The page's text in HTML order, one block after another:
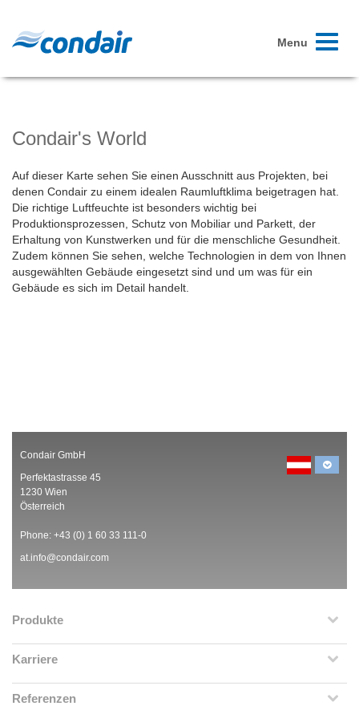
Toggle
Menu
Condair's World
Auf dieser Karte sehen Sie einen Ausschnitt aus Projekten, bei
denen Condair zu einem idealen Raumluftklima beigetragen hat.
Die richtige Luftfeuchte ist besonders wichtig bei
Produktionsprozessen, Schutz von Mobiliar und Parkett, der
Erhaltung von Kunstwerken und für die menschliche Gesundheit.
Zudem können Sie sehen, welche Technologien in dem von Ihnen
ausgewählten Gebäude eingesetzt sind und um was für ein
Gebäude es sich im Detail handelt.
Condair GmbH
Perfektastrasse 45
1230 Wien
Österreich
Phone: +43 (0) 1 60 33 111-0
at.info@condair.com
Produkte
Karriere
Referenzen